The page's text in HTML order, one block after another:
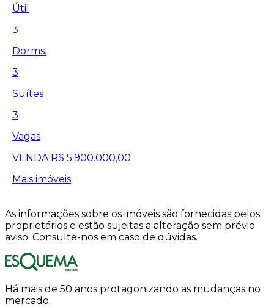
Útil
3
Dorms.
3
Suítes
3
Vagas
VENDA R$ 5.900.000,00
Mais imóveis
As informações sobre os imóveis são fornecidas pelos
proprietários e estão sujeitas a alteração sem prévio
aviso. Consulte-nos em caso de dúvidas.
Há mais de 50 anos protagonizando as mudanças no
mercado.